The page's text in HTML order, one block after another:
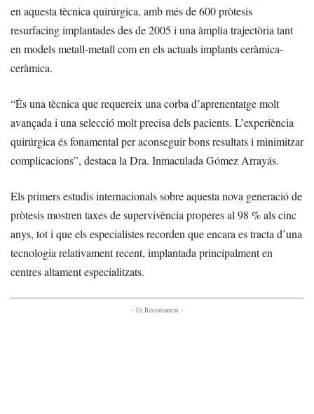
en aquesta tècnica quirúrgica, amb més de 600 pròtesis
resurfacing implantades des de 2005 i una àmplia trajectòria tant
en models metall-metall com en els actuals implants ceràmica-
ceràmica.
“És una tècnica que requereix una corba d’aprenentatge molt
avançada i una selecció molt precisa dels pacients. L’experiència
quirúrgica és fonamental per aconseguir bons resultats i minimitzar
complicacions”, destaca la Dra. Inmaculada Gómez Arrayás.
Els primers estudis internacionals sobre aquesta nova generació de
pròtesis mostren taxes de supervivència properes al 98 % als cinc
anys, tot i que els especialistes recorden que encara es tracta d’una
tecnologia relativament recent, implantada principalment en
centres altament especialitzats.
- Et Recomanem -